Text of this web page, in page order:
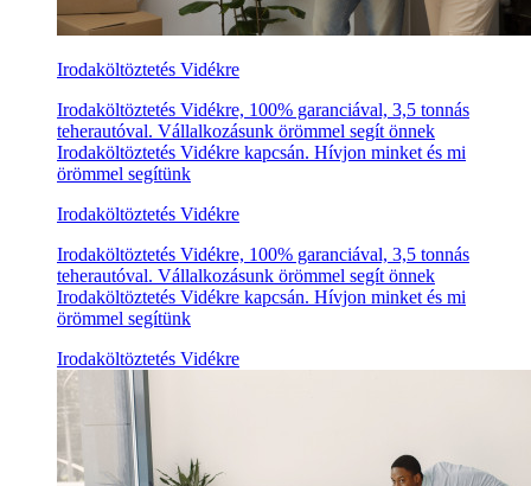
Irodaköltöztetés Vidékre
Irodaköltöztetés Vidékre, 100% garanciával, 3,5 tonnás
teherautóval. Vállalkozásunk örömmel segít önnek
Irodaköltöztetés Vidékre kapcsán. Hívjon minket és mi
örömmel segítünk
Irodaköltöztetés Vidékre
Irodaköltöztetés Vidékre, 100% garanciával, 3,5 tonnás
teherautóval. Vállalkozásunk örömmel segít önnek
Irodaköltöztetés Vidékre kapcsán. Hívjon minket és mi
örömmel segítünk
Irodaköltöztetés Vidékre